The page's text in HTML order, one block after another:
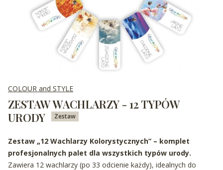
COLOUR and STYLE
ZESTAW WACHLARZY - 12 TYPÓW
URODY
Zestaw
Zestaw „12 Wachlarzy Kolorystycznych” – komplet
profesjonalnych palet dla wszystkich typów urody.
Zawiera 12 wachlarzy (po 33 odcienie każdy), idealnych do